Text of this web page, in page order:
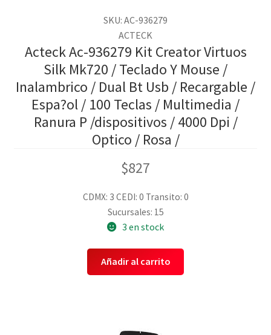
SKU: AC-936279
ACTECK
Acteck Ac-936279 Kit Creator Virtuos
Silk Mk720 / Teclado Y Mouse /
Inalambrico / Dual Bt Usb / Recargable /
Espa?ol / 100 Teclas / Multimedia /
Ranura P /dispositivos / 4000 Dpi /
Optico / Rosa /
$827
CDMX: 3 CEDI: 0 Transito: 0
Sucursales: 15
3 en stock
Añadir al carrito